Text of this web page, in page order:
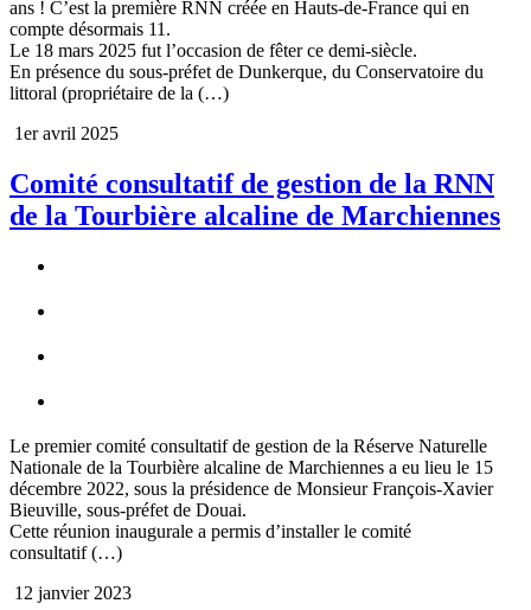
ans ! C’est la première RNN créée en Hauts-de-France qui en
compte désormais 11.
Le 18 mars 2025 fut l’occasion de fêter ce demi-siècle.
En présence du sous-préfet de Dunkerque, du Conservatoire du
littoral (propriétaire de la (…)
1er avril 2025
Comité consultatif de gestion de la RNN
de la Tourbière alcaline de Marchiennes
Le premier comité consultatif de gestion de la Réserve Naturelle
Nationale de la Tourbière alcaline de Marchiennes a eu lieu le 15
décembre 2022, sous la présidence de Monsieur François-Xavier
Bieuville, sous-préfet de Douai.
Cette réunion inaugurale a permis d’installer le comité
consultatif (…)
12 janvier 2023